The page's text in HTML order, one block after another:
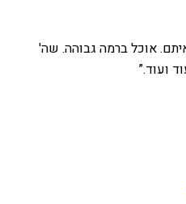
אוכל ברמה גבוהה. שה'
ועוד.”